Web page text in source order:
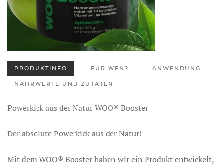
PRODUKTINFO FÜR WEN? ANWENDUNG
NÄHRWERTE UND ZUTATEN
Powerkick aus der Natur WOO® Booster
Der absolute Powerkick aus der Natur!
Mit dem WOO® Booster haben wir ein Produkt entwickelt,